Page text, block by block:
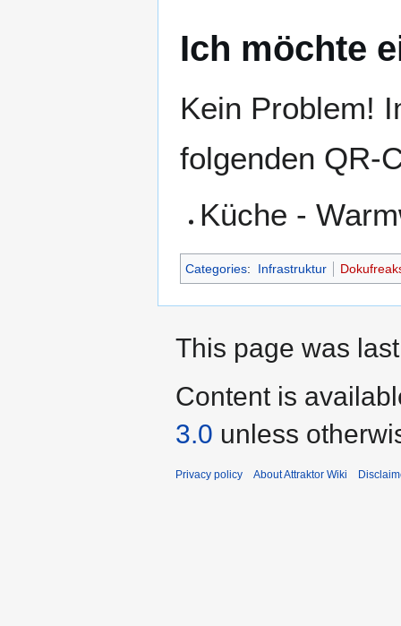
Ich möchte
Kein Problem!
folgenden QR-
Küche -
Categories: Infrastruktur
This page was
Content is
3.0 unless
Privacy policy About Attraktor Wiki